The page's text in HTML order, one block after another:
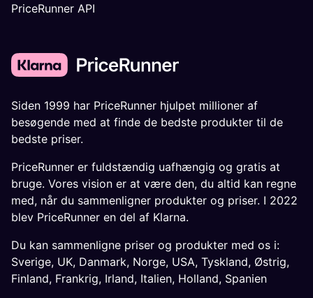
PriceRunner API
Siden 1999 har PriceRunner hjulpet millioner af
besøgende med at finde de bedste produkter til de
bedste priser.
PriceRunner er fuldstændig uafhængig og gratis at
bruge. Vores vision er at være den, du altid kan regne
med, når du sammenligner produkter og priser. I 2022
blev PriceRunner en del af Klarna.
Du kan sammenligne priser og produkter med os i:
Sverige, UK, Danmark, Norge, USA, Tyskland, Østrig,
Finland, Frankrig, Irland, Italien, Holland, Spanien